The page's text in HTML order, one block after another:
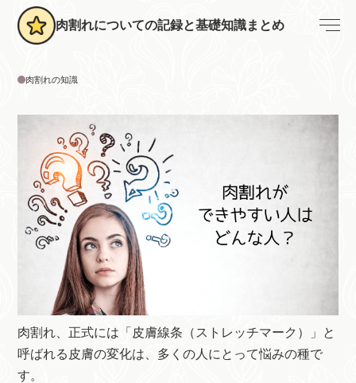
肉割れについての記録と基礎知識まとめ
肉割れの知識
肉割れ、正式には「皮膚線条（ストレッチマーク）」と
呼ばれる皮膚の変化は、多くの人にとって悩みの種で
す。